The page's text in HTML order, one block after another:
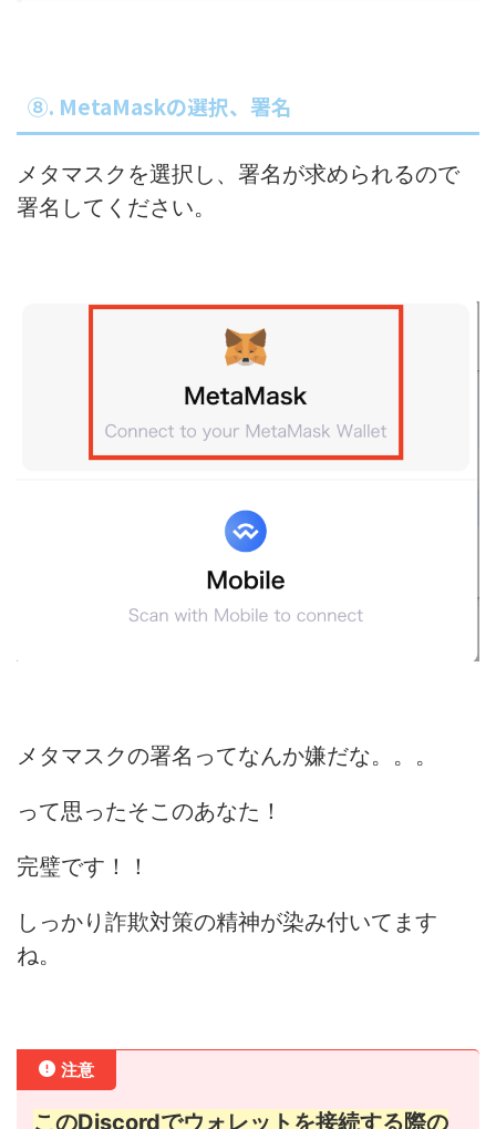
⑧. MetaMaskの選択、署名
メタマスクを選択し、署名が求められるので
署名してください。
メタマスクの署名ってなんか嫌だな。。。
って思ったそこのあなた！
完璧です！！
しっかり詐欺対策の精神が染み付いてます
ね。
注意
このDiscordでウォレットを接続する際の